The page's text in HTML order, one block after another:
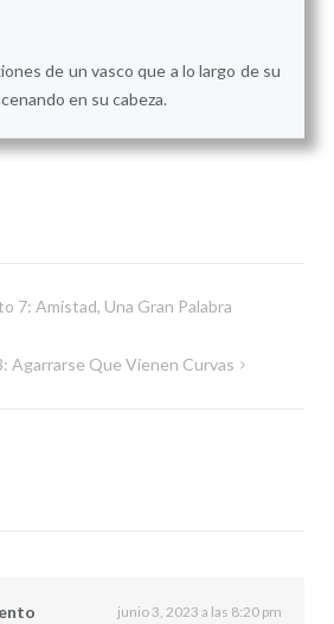
de un vasco que a lo largo de su
en su cabeza.
7: Amistad, Una Gran Palabra
Agarrarse Que Vienen Curvas
junio 3, 2023 a las 8:20 pm